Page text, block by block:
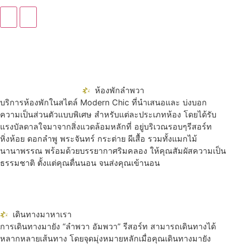
ห้องพักลำพวา
บริการห้องพักในสไตล์ Modern Chic ที่นำเสนอและ บ่งบอก
ความเป็นส่วนตัวแบบพิเศษ สำหรับแต่ละประเภทห้อง โดยได้รับ
แรงบัลดาลใจมาจากสิ่งแวดล้อมหลักที่ อยู่บริเวณรอบๆรีสอร์ท
หิ่งห้อย ดอกลำพู พระจันทร์ กระต่าย ผีเสื้อ รวมทั้งแมกไม้
นานาพรรณ พร้อมด้วยบรรยากาศริมคลอง ให้คุณสัมผัสความเป็น
ธรรมชาติ ตั้งแต่คุณตื่นนอน จนส่งคุณเข้านอน
เดินทางมาหาเรา
การเดินทางมายัง “ลำพวา อัมพวา” รีสอร์ท สามารถเดินทางได้
หลากหลายเส้นทาง โดยจุดมุ่งหมายหลักเมื่อคุณเดินทางมายัง